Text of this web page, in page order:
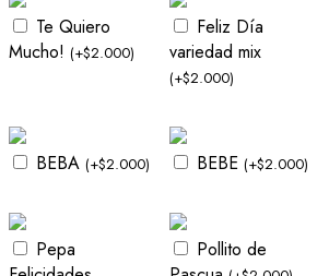
Te Quiero
Mucho! (+$2.000)
Feliz Día
variedad mix
(+$2.000)
BEBA (+$2.000) BEBE(+$2.000)
Pepa
Pollito de